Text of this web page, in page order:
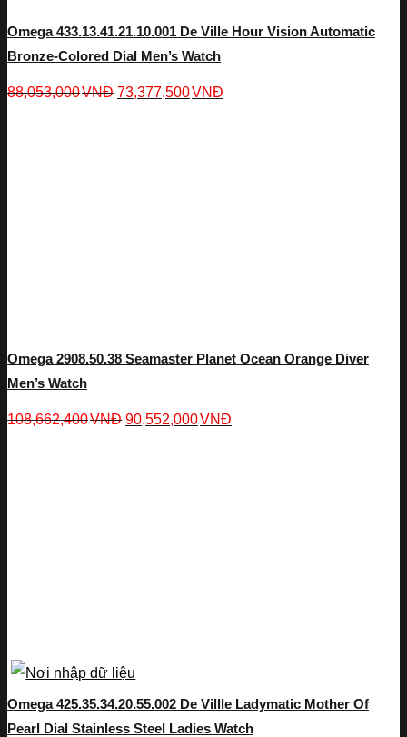
Omega 433.13.41.21.10.001 De Ville Hour Vision Automatic
Bronze-Colored Dial Men’s Watch
88,053,000VNĐ 73,377,500VNĐ
Omega 2908.50.38 Seamaster Planet Ocean Orange Diver
Men’s Watch
108,662,400VNĐ 90,552,000VNĐ
Omega 425.35.34.20.55.002 De Villle Ladymatic Mother Of
Pearl Dial Stainless Steel Ladies Watch